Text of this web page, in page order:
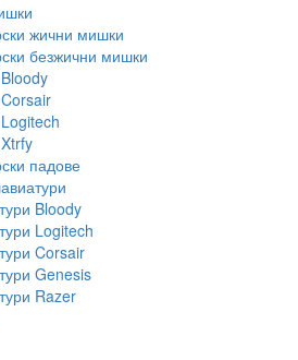
жични мишки
безжични мишки
падове
Bloody
Logitech
Corsair
Genesis
Razer